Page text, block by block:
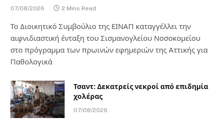
07/08/2026 2 Mins Read
Το Διοικητικό Συμβούλιο της ΕΙΝΑΠ καταγγέλλει την
αιφνιδιαστική ένταξη του Σισμανογλείου Νοσοκομείου
στο πρόγραμμα των πρωινών εφημεριών της Αττικής για
Παθολογικά
Τσαντ: Δεκατρείς νεκροί από επιδημία
χολέρας
07/08/2026